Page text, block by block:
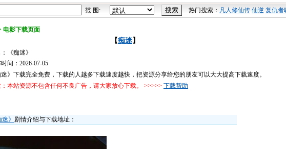
范 围: 热门搜索： 凡人修仙传 仙逆 复仇者
电影下载页面
【痴迷】
《痴迷》
间：2026-07-05
迷》下载完全免费，下载的人越多下载速度越快，把资源分享给您的朋友可以大大提高下载速度。
本站资源不包含任何不良广告，请大家放心下载。 >>>>> 下载帮助
迷》 剧情介绍与下载地址：